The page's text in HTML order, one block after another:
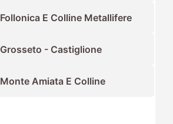
Follonica E Colline Metallifere
Grosseto - Castiglione
Monte Amiata E Colline